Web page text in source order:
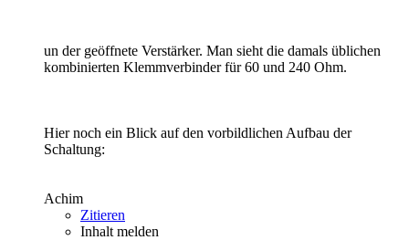
un der geöffnete Verstärker. Man sieht die damals üblichen
kombinierten Klemmverbinder für 60 und 240 Ohm.
Hier noch ein Blick auf den vorbildlichen Aufbau der
Schaltung:
Achim
Zitieren
Inhalt melden